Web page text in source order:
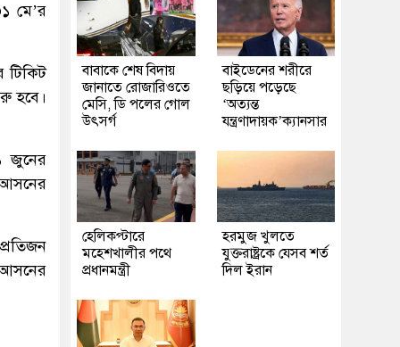
মে’র
টিকিট
হবে।
জুনের
আসনের
বাবাকে শেষ বিদায়
জানাতে রোজারিওতে
মেসি, ডি পলের গোল
উৎসর্গ
বাইডেনের শরীরে
ছড়িয়ে পড়েছে
‘অত্যন্ত
যন্ত্রণাদায়ক’ক্যানসার
হেলিকপ্টারে
মহেশখালীর পথে
প্রধানমন্ত্রী
হরমুজ খুলতে
যুক্তরাষ্ট্রকে যেসব শর্ত
দিল ইরান